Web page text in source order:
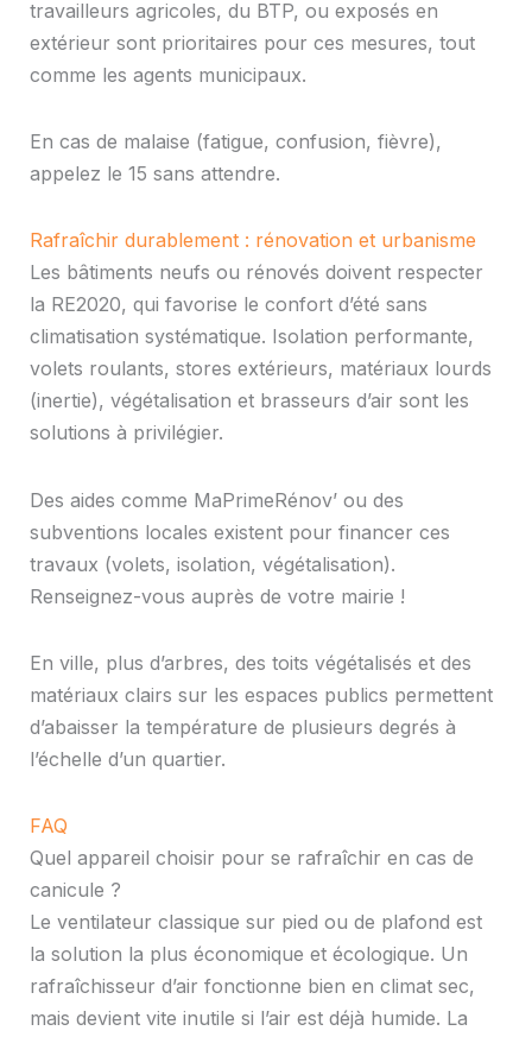
travailleurs agricoles, du BTP, ou exposés en
extérieur sont prioritaires pour ces mesures, tout
comme les agents municipaux.
En cas de malaise (fatigue, confusion, fièvre),
appelez le 15 sans attendre.
Rafraîchir durablement : rénovation et urbanisme
Les bâtiments neufs ou rénovés doivent respecter
la RE2020, qui favorise le confort d’été sans
climatisation systématique. Isolation performante,
volets roulants, stores extérieurs, matériaux lourds
(inertie), végétalisation et brasseurs d’air sont les
solutions à privilégier.
Des aides comme MaPrimeRénov’ ou des
subventions locales existent pour financer ces
travaux (volets, isolation, végétalisation).
Renseignez-vous auprès de votre mairie !
En ville, plus d’arbres, des toits végétalisés et des
matériaux clairs sur les espaces publics permettent
d’abaisser la température de plusieurs degrés à
l’échelle d’un quartier.
FAQ
Quel appareil choisir pour se rafraîchir en cas de
canicule ?
Le ventilateur classique sur pied ou de plafond est
la solution la plus économique et écologique. Un
rafraîchisseur d’air fonctionne bien en climat sec,
mais devient vite inutile si l’air est déjà humide. La